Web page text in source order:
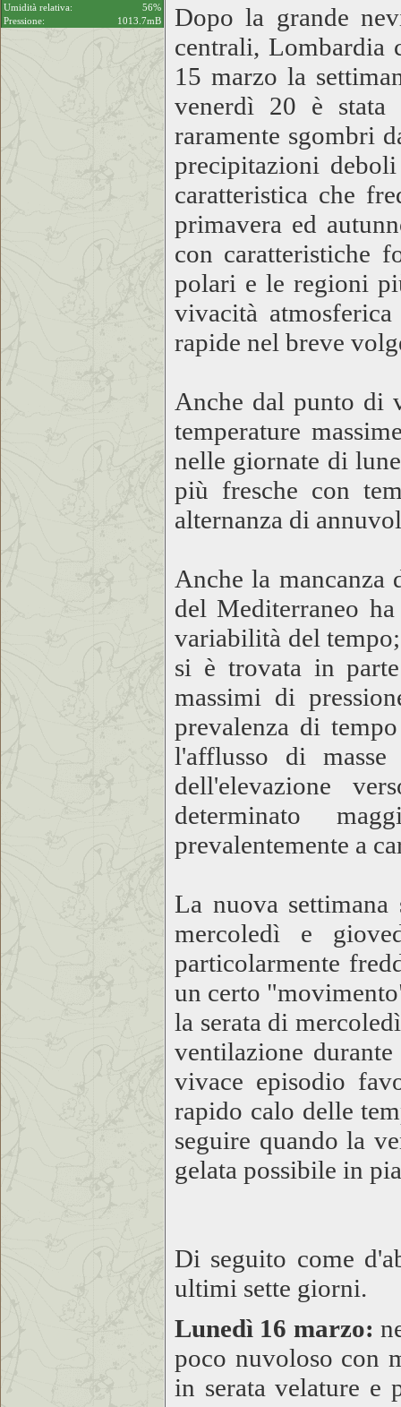
Umidità relativa:
56%
Pressione:
1013.7mB
Dopo la grande
centrali, Lombardia
15 marzo la
venerdì 20 è stata
raramente sgombri
precipitazioni
caratteristica che
primavera ed
con caratteristiche
polari e le regioni
vivacità
rapide nel breve
Anche dal punto di
temperature
nelle giornate di
più fresche con
alternanza di
Anche la mancanza
del Mediterraneo
variabilità del
si è trovata in
massimi di
prevalenza di
l'afflusso di
dell'elevazione
determinato
prevalentemente a
La nuova
mercoledì e
particolarmente
un certo
la serata di
ventilazione
vivace episodio
rapido calo delle
seguire quando la
gelata possibile in
Di seguito come
ultimi sette giorni.
Lunedì 16 marzo:
poco nuvoloso con
in serata velature e